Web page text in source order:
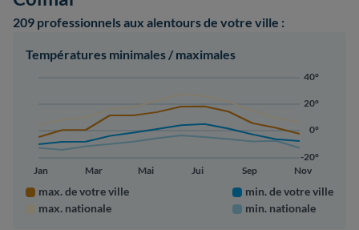
209 professionnelsaux alentours de votre ville :
Températures minimales / maximales
-20°
0°
20°
40°
Jan Mar Mai Jui Sep Nov
max. de votre ville
max. nationale
min. de votre ville
min. nationale